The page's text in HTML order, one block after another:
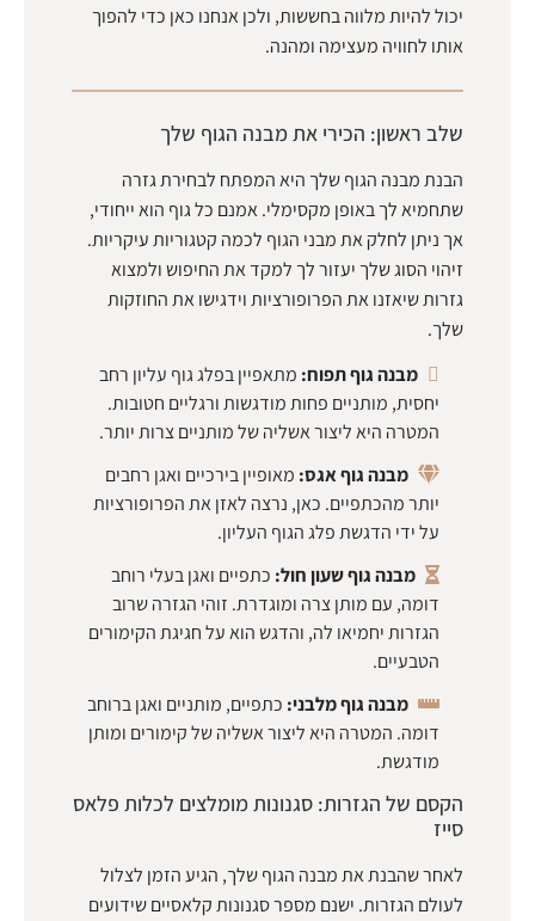
יכול להיות מלווה בחששות, ולכן אנחנו כאן כדי להפוך
אותו לחוויה מעצימה ומהנה.
שלב ראשון: הכירי את מבנה הגוף שלך
הבנת מבנה הגוף שלך היא המפתח לבחירת גזרה
שתחמיא לך באופן מקסימלי. אמנם כל גוף הוא ייחודי,
אך ניתן לחלק את מבני הגוף לכמה קטגוריות עיקריות.
זיהוי הסוג שלך יעזור לך למקד את החיפוש ולמצוא
גזרות שיאזנו את הפרופורציות וידגישו את החוזקות
שלך.
מבנה גוף תפוח: מתאפיין בפלג גוף עליון רחב
יחסית, מותניים פחות מודגשות ורגליים חטובות.
המטרה היא ליצור אשליה של מותניים צרות יותר.
מבנה גוף אגס: מאופיין בירכיים ואגן רחבים
יותר מהכתפיים. כאן, נרצה לאזן את הפרופורציות
על ידי הדגשת פלג הגוף העליון.
מבנה גוף שעון חול: כתפיים ואגן בעלי רוחב
דומה, עם מותן צרה ומוגדרת. זוהי הגזרה שרוב
הגזרות יחמיאו לה, והדגש הוא על חגיגת הקימורים
הטבעיים.
מבנה גוף מלבני: כתפיים, מותניים ואגן ברוחב
דומה. המטרה היא ליצור אשליה של קימורים ומותן
מודגשת.
הקסם של הגזרות: סגנונות מומלצים לכלות פלאס
סייז
לאחר שהבנת את מבנה הגוף שלך, הגיע הזמן לצלול
לעולם הגזרות. ישנם מספר סגנונות קלאסיים שידועים